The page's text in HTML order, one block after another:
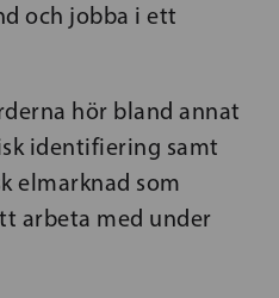
och jobba i ett
hör bland annat
identifiering samt
elmarknad som
arbeta med under